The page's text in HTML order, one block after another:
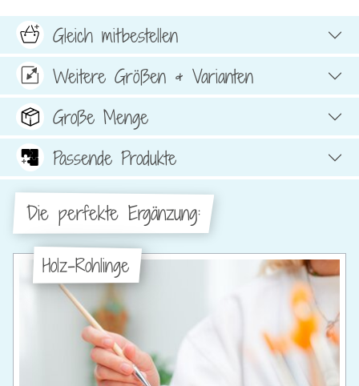
Gleich mitbestellen
Weitere Größen & Varianten
Große Menge
Passende Produkte
Die perfekte Ergänzung:
Holz-Rohlinge